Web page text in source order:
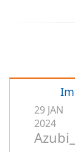
29 JAN
2024